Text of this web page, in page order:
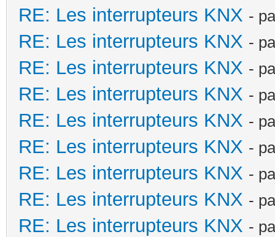
RE: Les interrupteurs KNX -
RE: Les interrupteurs KNX -
RE: Les interrupteurs KNX -
RE: Les interrupteurs KNX -
RE: Les interrupteurs KNX -
RE: Les interrupteurs KNX -
RE: Les interrupteurs KNX -
RE: Les interrupteurs KNX -
RE: Les interrupteurs KNX -